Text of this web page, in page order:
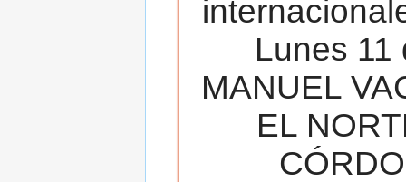
Lunes 11
MANUEL
EL